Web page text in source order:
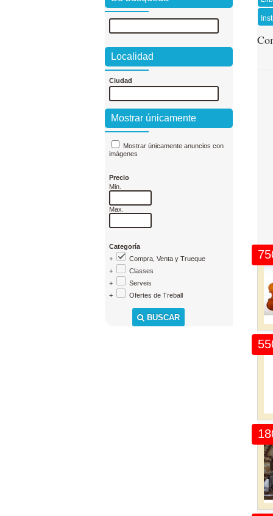
Localidad
Ciudad
Mostrar únicamente
Mostrar únicamente anuncios con
imágenes
Precio
Min.
Max.
Categoría
+
Compra, Venta y Trueque
+
Classes
+
Serveis
+
Ofertes de Treball
BUSCAR